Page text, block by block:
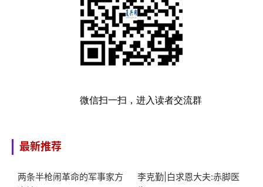
微信扫一扫，进入读者交流群
最新推荐
两条半枪闹革命的军事家方
李克勤|白求恩大夫:赤脚医